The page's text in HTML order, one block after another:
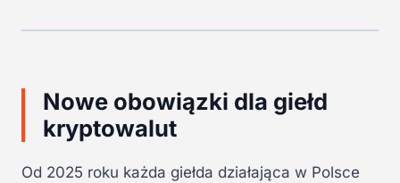
Nowe obowiązki dla giełd
kryptowalut
Od 2025 roku każda giełda działająca w Polsce